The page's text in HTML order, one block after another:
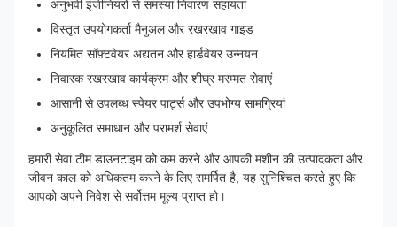
अनुभवी इंजीनियरों से समस्या निवारण सहायता
विस्तृत उपयोगकर्ता मैनुअल और रखरखाव गाइड
नियमित सॉफ़्टवेयर अद्यतन और हार्डवेयर उन्नयन
निवारक रखरखाव कार्यक्रम और शीघ्र मरम्मत सेवाएं
आसानी से उपलब्ध स्पेयर पार्ट्स और उपभोग्य सामग्रियां
अनुकूलित समाधान और परामर्श सेवाएं
हमारी सेवा टीम डाउनटाइम को कम करने और आपकी मशीन की उत्पादकता और
जीवन काल को अधिकतम करने के लिए समर्पित है, यह सुनिश्चित करते हुए कि
आपको अपने निवेश से सर्वोत्तम मूल्य प्राप्त हो।